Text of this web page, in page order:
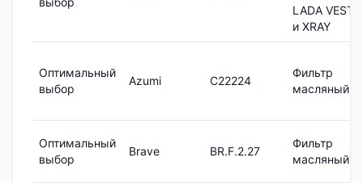
LADA VESTA
и XRAY
Оптимальный
выбор
Azumi C22224
Фильтр
масляный
Оптимальный
выбор
Brave BR.F.2.27
Фильтр
масляный